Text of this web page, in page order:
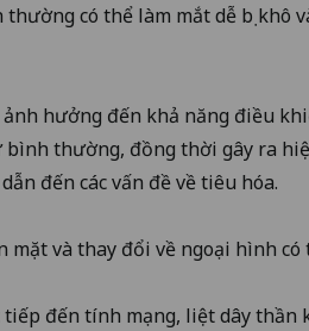
có thể làm mắt dễ bị khô
hưởng đến khả năng điều
thường, đồng thời gây ra
đến các vấn đề về tiêu hóa.
mặt và thay đổi về ngoại hình
đến tính mạng, liệt dây thần